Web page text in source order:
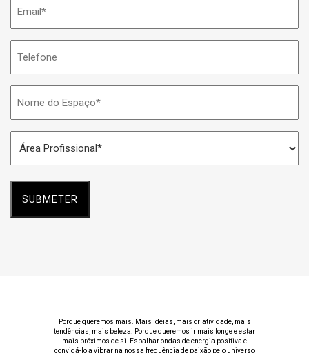
do
Espaço
Profissional
*
Porque queremos mais. Mais ideias, mais criatividade, mais
tendências, mais beleza. Porque queremos ir mais longe e estar
mais próximos de si. Espalhar ondas de energia positiva e
convidá-lo a vibrar na nossa frequência de paixão pelo universo